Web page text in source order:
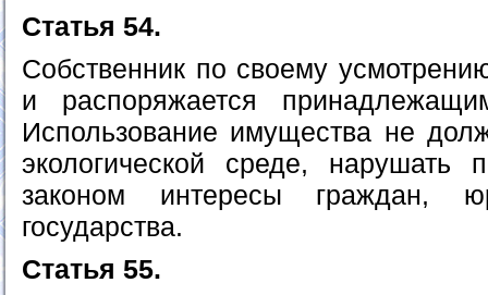
Статья 54.
Собственник по своему
и распоряжается
Использование имущества не
экологической среде, нарушать
законом интересы граждан,
государства.
Статья 55.